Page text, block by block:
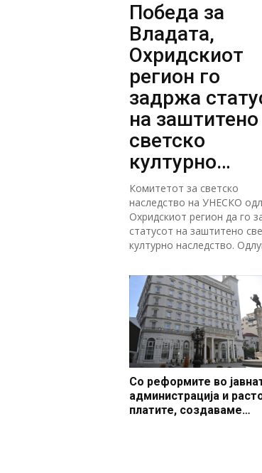
Победа за
Владата,
Охридскиот
регион го
задржа
на заштитено
светско
културно
наследство
Комитетот за светско
наследство на УНЕСКО
Охридскиот регион да го
статусот на заштитено
културно наследство.
Со реформите во
администрација и
платите, создаваме